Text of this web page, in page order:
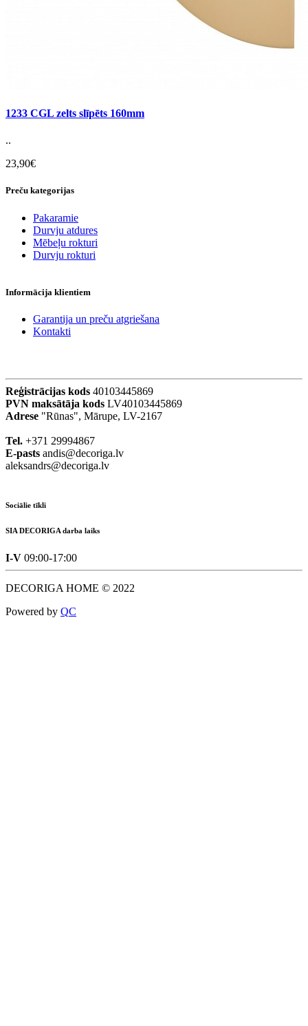
1233 CGL zelts slīpēts 160mm
..
23,90€
Preču kategorijas
Pakaramie
Durvju atdures
Mēbeļu rokturi
Durvju rokturi
Informācija klientiem
Garantija un preču atgriešana
Kontakti
Reģistrācijas kods 40103445869
PVN maksātāja kods LV40103445869
Adrese "Rūnas", Mārupe, LV-2167
Tel. +371 29994867
E-pasts andis@decoriga.lv
aleksandrs@decoriga.lv
Sociālie tīkli
SIA DECORIGA darba laiks
I-V 09:00-17:00
DECORIGA HOME © 2022
Powered by QC